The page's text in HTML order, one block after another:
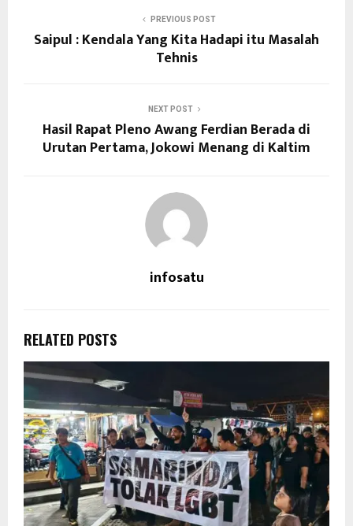
PREVIOUS POST
Saipul : Kendala Yang Kita Hadapi itu Masalah
Tehnis
NEXT POST
Hasil Rapat Pleno Awang Ferdian Berada di
Urutan Pertama, Jokowi Menang di Kaltim
infosatu
RELATED POSTS